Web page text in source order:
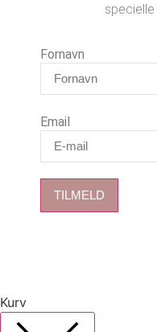
Fornavn
Email
TILMELD
Kurv